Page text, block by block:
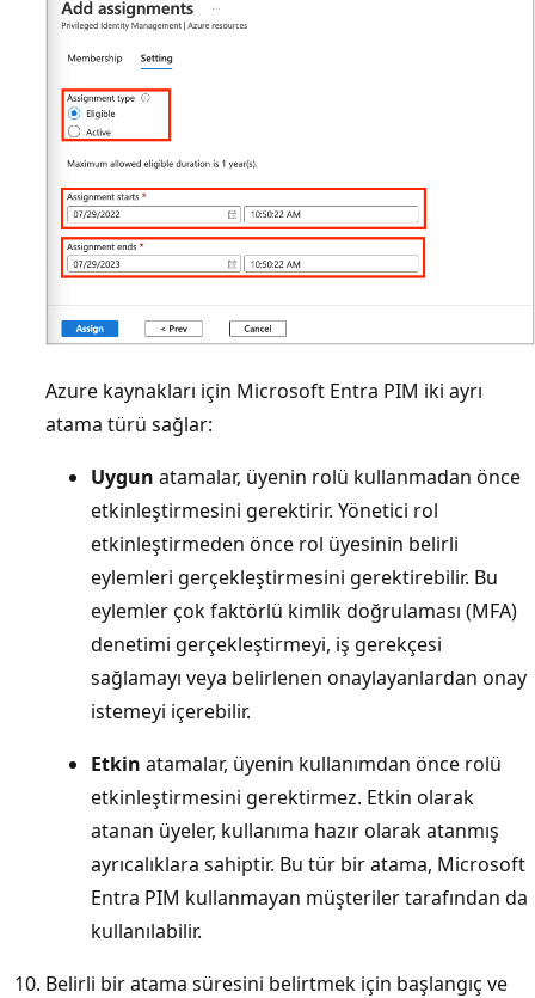
Azure kaynakları için Microsoft Entra PIM iki ayrı
atama türü sağlar:
Uygun atamalar, üyenin rolü kullanmadan önce
etkinleştirmesini gerektirir. Yönetici rol
etkinleştirmeden önce rol üyesinin belirli
eylemleri gerçekleştirmesini gerektirebilir. Bu
eylemler çok faktörlü kimlik doğrulaması (MFA)
denetimi gerçekleştirmeyi, iş gerekçesi
sağlamayı veya belirlenen onaylayanlardan onay
istemeyi içerebilir.
Etkin atamalar, üyenin kullanımdan önce rolü
etkinleştirmesini gerektirmez. Etkin olarak
atanan üyeler, kullanıma hazır olarak atanmış
ayrıcalıklara sahiptir. Bu tür bir atama, Microsoft
Entra PIM kullanmayan müşteriler tarafından da
kullanılabilir.
Belirli bir atama süresini belirtmek için başlangıç ve